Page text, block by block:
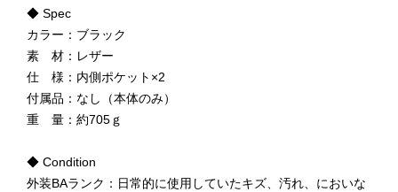
◆ Spec
カラー：ブラック
素 材：レザー
仕 様：内側ポケット×2
付属品：なし（本体のみ）
重 量：約705ｇ
◆ Condition
外装BAランク：日常的に使用していたキズ、汚れ、においな